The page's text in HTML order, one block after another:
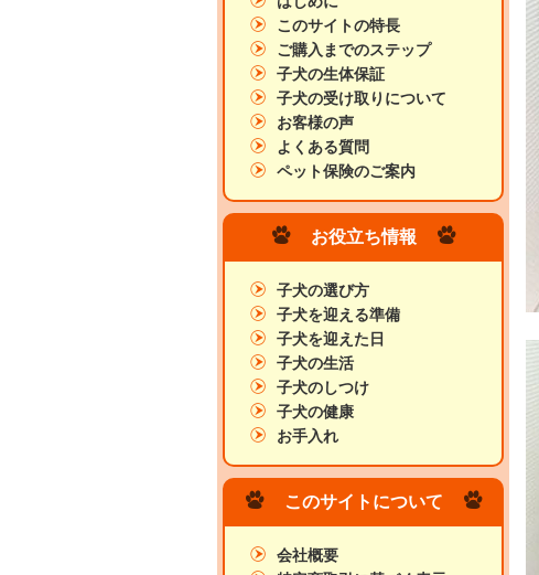
このサイトの特長
ご購入までのステップ
子犬の生体保証
子犬の受け取りについて
お客様の声
よくある質問
ペット保険のご案内
お役立ち情報
子犬の選び方
子犬を迎える準備
子犬を迎えた日
子犬の生活
子犬のしつけ
子犬の健康
お手入れ
このサイトについて
会社概要